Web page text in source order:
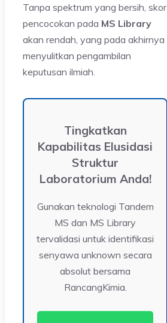
Tanpa spektrum yang bersih, skor
pencocokan pada MS Library
akan rendah, yang pada akhirnya
menyulitkan pengambilan
keputusan ilmiah.
Tingkatkan
Kapabilitas Elusidasi
Struktur
Laboratorium Anda!
Gunakan teknologi Tandem
MS dan MS Library
tervalidasi untuk identifikasi
senyawa unknown secara
absolut bersama
RancangKimia.